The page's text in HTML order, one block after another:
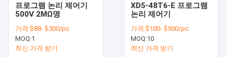
프로그램 논리 제어기
500V 2MΩ명
가격:$88- $300/pc
MOQ:1
최신 가격 받기
XD5-48T6-E 프로그램
논리 제어기
가격:$100- $500/pc
MOQ:10
최신 가격 받기